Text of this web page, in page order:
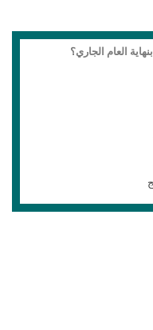
العام الجاري؟